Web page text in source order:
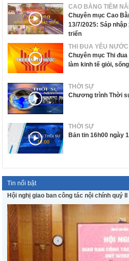
CAO BẰNG TIỀM
Chuyên mục Cao
13/7/2025: Sáp
triển
THI ĐUA YÊU NƯỚC
Chuyên mục Thi
làm kinh tế giỏi,
THỜI SỰ
Chương trình Thời
THỜI SỰ
Bản tin 16h00 ngày
Tin nổi bật
Hội nghị giao ban công tác nội chính quý II